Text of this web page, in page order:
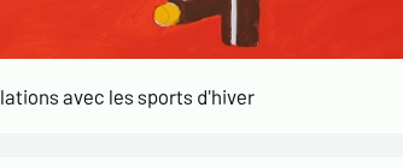
avec les sports d'hiver